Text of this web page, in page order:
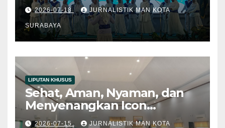
2026-07-18 JURNALISTIK MAN KOTA
SURABAYA
LIPUTAN KHUSUS
Sehat, Aman, Nyaman, dan
Menyenangkan Icon
Matamuda 2026
2026-07-15 JURNALISTIK MAN KOTA